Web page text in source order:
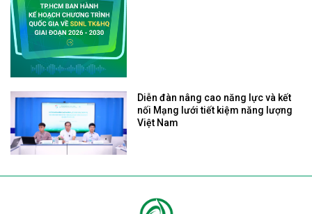
Diễn đàn nâng cao năng lực và kết
nối Mạng lưới tiết kiệm năng lượng
Việt Nam